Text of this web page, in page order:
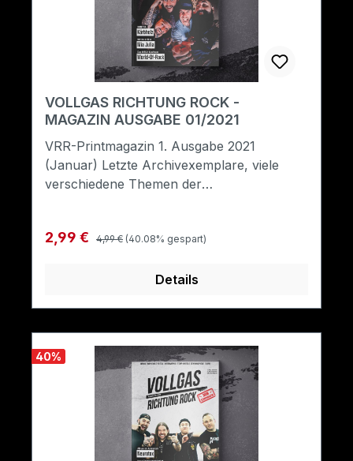
VOLLGAS RICHTUNG ROCK -
MAGAZIN AUSGABE 01/2021
VRR-Printmagazin 1. Ausgabe 2021
(Januar) Letzte Archivexemplare, viele
verschiedene Themen der
Verkaufspreis:
2,99 € Regulärer Preis:
4,99 € (40.08% gespart)
Details
40%